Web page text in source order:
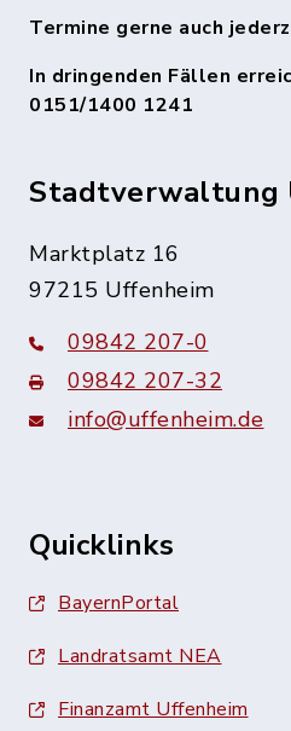
Termine gerne auch
In dringenden Fällen
0151/1400 1241
Stadtverwaltung
Marktplatz 16
97215 Uffenheim
09842 207-0
09842 207-32
info@uffenheim.de
Quicklinks
BayernPortal
Landratsamt NEA
Finanzamt Uffenheim